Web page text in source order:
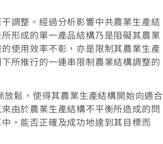
調整。經過分析影響中共農業生產結
形成的單一產品結構乃是阻礙其農業
使用效率不彰，亦是限制其農業生產
所推行的一連串限制農業結構調整的
鬆，使得其農業生產結構開始向適合
由於農業生產結構不平衡所造成的問
，能否正確及成功地達到其目標而